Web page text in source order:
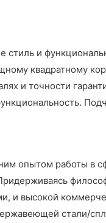
и
квадратному
и точности
опытом работы в
и высокой
стали/